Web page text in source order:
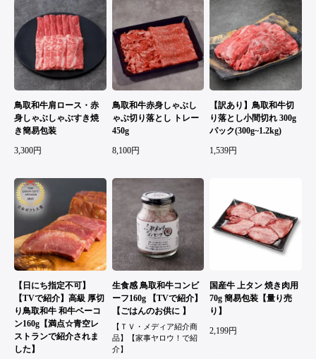
鳥取和牛肩ロース・赤
身しゃぶしゃぶすき焼
き簡易包装
3,300円
鳥取和牛赤身しゃぶし
ゃぶ切り落とし トレー
450g
8,100円
【訳あり】鳥取和牛切
り落とし小間切れ 300g
パック(300g~1.2kg)
1,539円
【日にち指定不可】
【TVで紹介】高級 厚切
り鳥取和牛 和牛ベーコ
ン160g【満点☆青空レ
ストランで紹介されま
した】
生食感 鳥取和牛コンビ
ーフ160g 【TVで紹介】
【ごはんのお供に 】
【ＴＶ・メディア紹介商
品】【家事ヤロウ！で紹
介】
国産牛 上タン 焼き肉用
70g 簡易包装【量り売
り】
2,199円